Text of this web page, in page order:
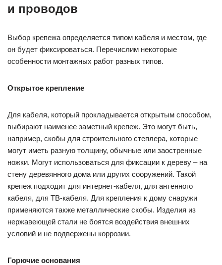
и проводов
Выбор крепежа определяется типом кабеля и местом, где
он будет фиксироваться. Перечислим некоторые
особенности монтажных работ разных типов.
Открытое крепление
Для кабеля, который прокладывается открытым способом,
выбирают наименее заметный крепеж. Это могут быть,
например, скобы для строительного степлера, которые
могут иметь разную толщину, обычные или заостренные
ножки. Могут использоваться для фиксации к дереву – на
стену деревянного дома или других сооружений. Такой
крепеж подходит для интернет-кабеля, для антенного
кабеля, для ТВ-кабеля. Для крепления к дому снаружи
применяются также металлические скобы. Изделия из
нержавеющей стали не боятся воздействия внешних
условий и не подвержены коррозии.
Горючие основания